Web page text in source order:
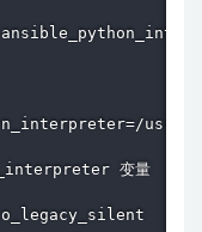
usr/
变量